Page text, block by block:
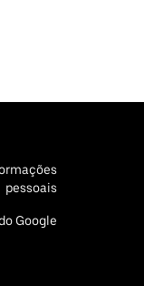
pessoais
Google